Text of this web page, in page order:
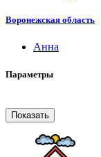
Воронежская область
Анна
Параметры